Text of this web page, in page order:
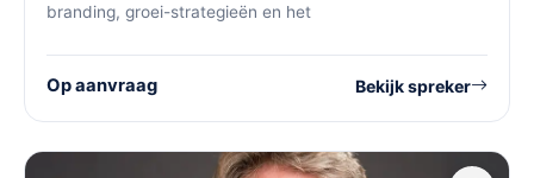
branding, groei-strategieën en het
Op aanvraag Bekijk spreker